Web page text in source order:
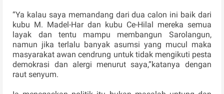
“Ya kalau saya memandang dari dua calon ini baik dari
kubu M. Madel-Har dan kubu Ce-Hilal mereka semua
layak dan tentu mampu membangun Sarolangun,
namun jika terlalu banyak asumsi yang mucul maka
masyarakat awan cendrung untuk tidak mengikuti pesta
demokrasi dan alergi menurut saya,”katanya dengan
raut senyum.